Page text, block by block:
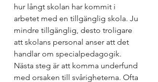
hur långt skolan har kommit i
arbetet med en tillgänglig skola. Ju
mindre tillgänglig, desto troligare
att skolans personal anser att det
handlar om specialpedagogik.
Nästa steg är att komma underfund
med orsaken till svårigheterna. Ofta